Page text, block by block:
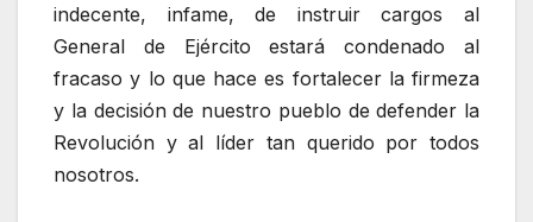
indecente, infame, de instruir cargos al
General de Ejército estará condenado al
fracaso y lo que hace es fortalecer la firmeza
y la decisión de nuestro pueblo de defender la
Revolución y al líder tan querido por todos
nosotros.